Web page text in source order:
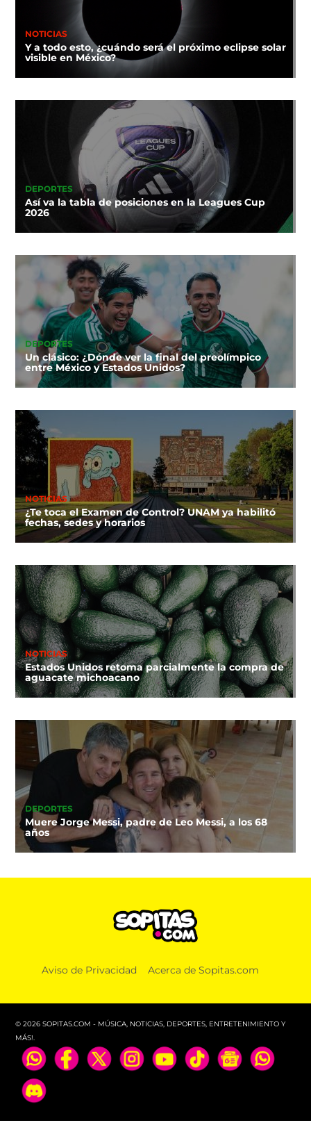
NOTICIAS
Y a todo esto, ¿cuándo será el próximo eclipse solar
visible en México?
DEPORTES
Así va la tabla de posiciones en la Leagues Cup
2026
DEPORTES
Un clásico: ¿Dónde ver la final del preolímpico
entre México y Estados Unidos?
NOTICIAS
¿Te toca el Examen de Control? UNAM ya habilitó
fechas, sedes y horarios
NOTICIAS
Estados Unidos retoma parcialmente la compra de
aguacate michoacano
DEPORTES
Muere Jorge Messi, padre de Leo Messi, a los 68
años
Aviso de Privacidad Acerca de Sopitas.com
© 2026 SOPITAS.COM - MÚSICA, NOTICIAS, DEPORTES, ENTRETENIMIENTO Y
MÁS!.